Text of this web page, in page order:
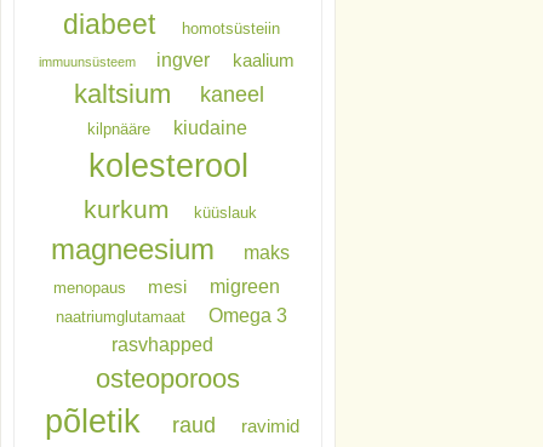
diabeet homotsüsteiin
immuunsüsteem ingver kaalium
kaltsium kaneel
kilpnääre kiudaine
kolesterool
kurkum küüslauk
magneesium maks
menopaus mesi migreen
naatriumglutamaat
Omega 3
rasvhapped
osteoporoos
põletik raud ravimid